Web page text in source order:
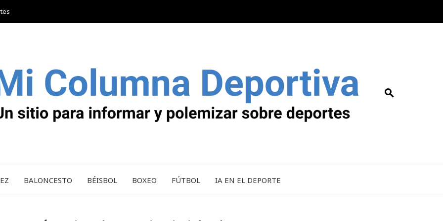
BALONCESTO BÉISBOL BOXEO FÚTBOL IA EN EL DEPORTE